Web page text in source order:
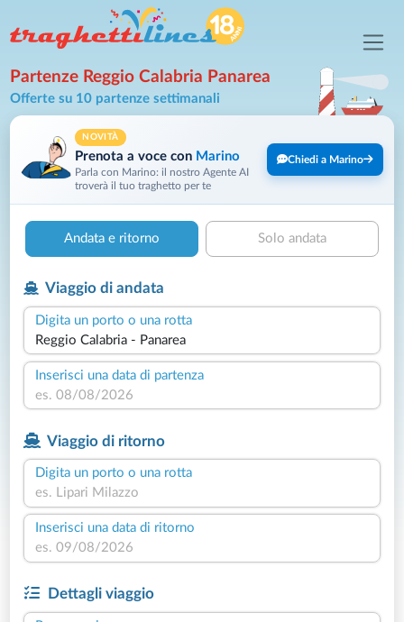
Partenze Reggio Calabria Panarea
Offerte su 10 partenze settimanali
NOVITÀ
Prenota a voce con Marino
Parla con Marino: il nostro Agente AI
troverà il tuo traghetto per te
Chiedi a Marino
Andata e ritorno Solo andata
Viaggio di andata
Digita un porto o una rotta
Inserisci una data di partenza
Viaggio di ritorno
Digita un porto o una rotta
Inserisci una data di ritorno
Dettagli viaggio